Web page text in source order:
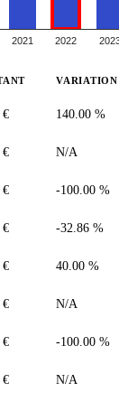
2021 2022
VARIATION
€ 140.00 %
€ N/A
€ -100.00 %
€ -32.86 %
€ 40.00 %
€ N/A
€ -100.00 %
€ N/A